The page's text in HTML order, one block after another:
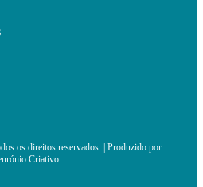
os direitos reservados. | Produzido por:
Criativo